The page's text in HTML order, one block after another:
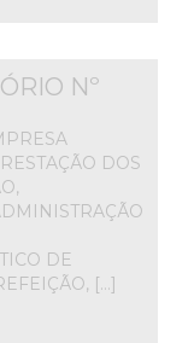
Nº
DOS
DE
[…]